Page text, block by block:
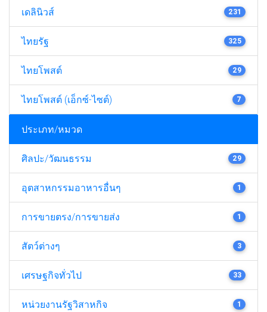
เดลินิวส์ 231
ไทยรัฐ 325
ไทยโพสต์ 29
ไทยโพสต์ (เอ็กซ์-ไซต์) 7
ประเภท/หมวด
ศิลปะ/วัฒนธรรม 29
อุตสาหกรรมอาหารอื่นๆ 1
การขายตรง/การขายส่ง 1
สัตว์ต่างๆ 3
เศรษฐกิจทั่วไป 33
หน่วยงานรัฐวิสาหกิจ 1